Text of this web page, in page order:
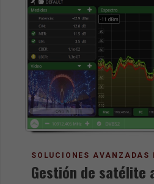
SOLUCIONES AVANZADAS
Gestión de satélite